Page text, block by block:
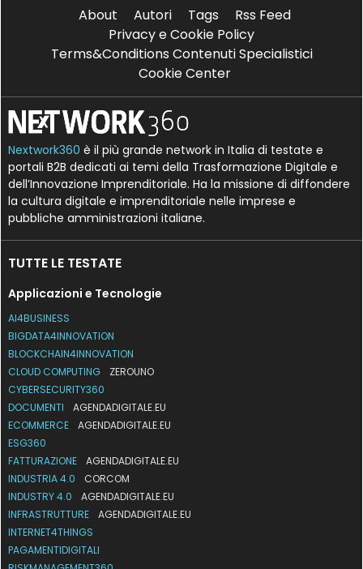
About Autori Tags
Rss Feed
Privacy e Cookie Policy
Terms&Conditions Contenuti Specialistici
Cookie Center
Nextwork360 è il più grande network in Italia di testate e
portali B2B dedicati ai temi della Trasformazione Digitale e
dell’Innovazione Imprenditoriale. Ha la missione di diffondere
la cultura digitale e imprenditoriale nelle imprese e
pubbliche amministrazioni italiane.
TUTTE LE TESTATE
Applicazioni e Tecnologie
AI4BUSINESS
BIGDATA4INNOVATION
BLOCKCHAIN4INNOVATION
CLOUD COMPUTING
ZEROUNO
CYBERSECURITY360
DOCUMENTI
AGENDADIGITALE.EU
ECOMMERCE
AGENDADIGITALE.EU
ESG360
FATTURAZIONE
AGENDADIGITALE.EU
INDUSTRIA 4.0
CORCOM
INDUSTRY 4.0
AGENDADIGITALE.EU
INFRASTRUTTURE
AGENDADIGITALE.EU
INTERNET4THINGS
PAGAMENTIDIGITALI